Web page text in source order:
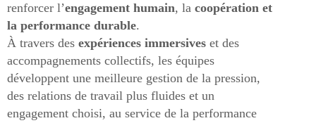
renforcer l’engagement humain, la coopération et
la performance durable.
À travers des expériences immersives et des
accompagnements collectifs, les équipes
développent une meilleure gestion de la pression,
des relations de travail plus fluides et un
engagement choisi, au service de la performance